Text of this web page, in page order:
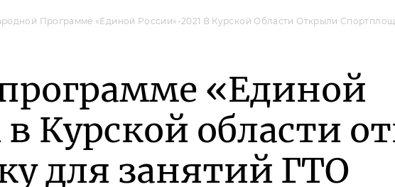
Программе «Единой России»-2021 В Курской Области Открыли
«Единой
Курской области
для занятий ГТО